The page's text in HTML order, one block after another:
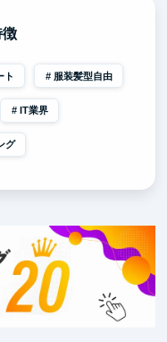
徴
ト 服装髪型自由
IT業界
グ